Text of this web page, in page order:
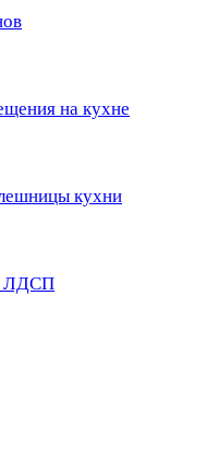
на кухне
кухни
ЛДСП